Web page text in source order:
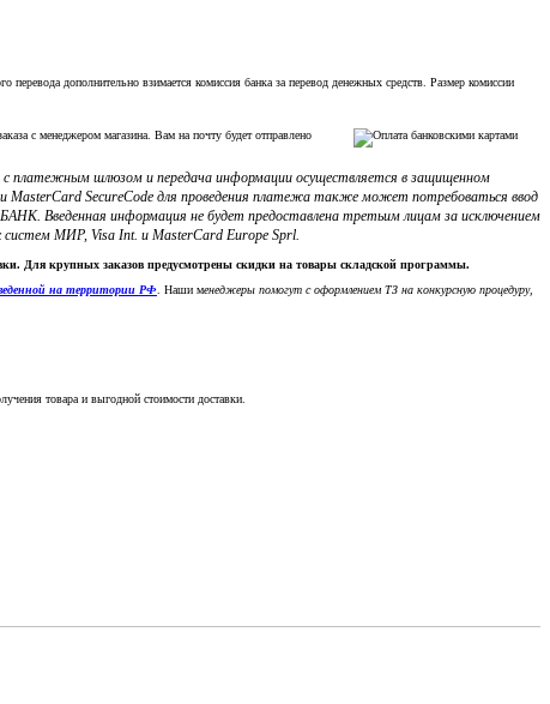
дополнительно взимается комиссия банка за перевод денежных средств. Размер комиссии
с менеджером магазина. Вам на почту будет отправлено
шлюзом и передача информации осуществляется в защищенном
MasterCard SecureCode для проведения платежа также может потребоваться ввод
Введенная информация не будет предоставлена третьим лицам за исключением
МИР, Visa Int. и MasterCard Europe Sprl.
Для крупных заказов предусмотрены скидки на товары складской программы.
на территории РФ . Наши менеджеры помогут с оформлением ТЗ на конкурсную процедуру,
товара и выгодной стоимости доставки.